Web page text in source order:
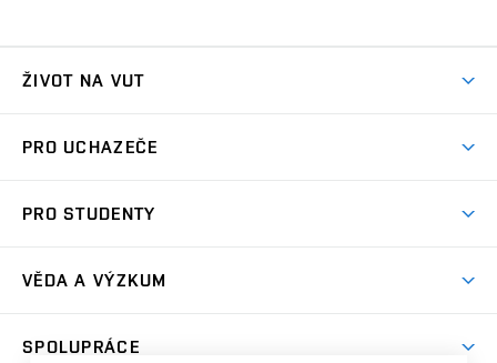
ŽIVOT NA VUT
Koleje
Sport na VUT
PRO UCHAZEČE
Dny otevřených dveří
Celoživotní vzdělávání
PRO STUDENTY
Harmonogram akademického roku
Zpracování osobních údajů studentů
Sociální bezpečí
VĚDA A VÝZKUM
SPOLUPRÁCE